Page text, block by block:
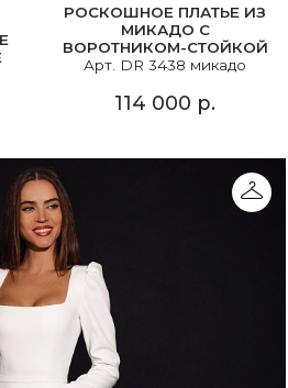
РОСКОШНОЕ ПЛАТЬЕ ИЗ
МИКАДО С
ВОРОТНИКОМ-СТОЙКОЙ
Арт. DR 3438 микадо
114 000 р.